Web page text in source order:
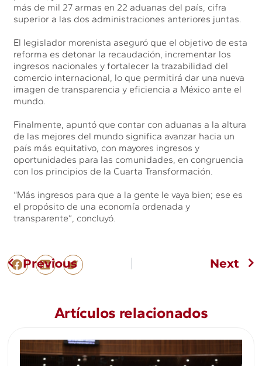
más de mil 27 armas en 22 aduanas del país, cifra
superior a las dos administraciones anteriores juntas.
El legislador morenista aseguró que el objetivo de esta
reforma es detonar la recaudación, incrementar los
ingresos nacionales y fortalecer la trazabilidad del
comercio internacional, lo que permitirá dar una nueva
imagen de transparencia y eficiencia a México ante el
mundo.
Finalmente, apuntó que contar con aduanas a la altura
de las mejores del mundo significa avanzar hacia un
país más equitativo, con mayores ingresos y
oportunidades para las comunidades, en congruencia
con los principios de la Cuarta Transformación.
“Más ingresos para que a la gente le vaya bien; ese es
el propósito de una economía ordenada y
transparente”, concluyó.
Previous Next
Artículos relacionados